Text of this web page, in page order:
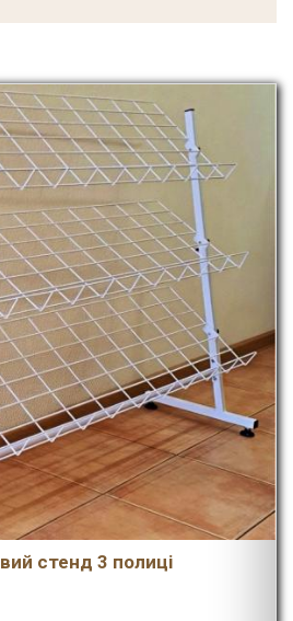
стенд 3 полиці